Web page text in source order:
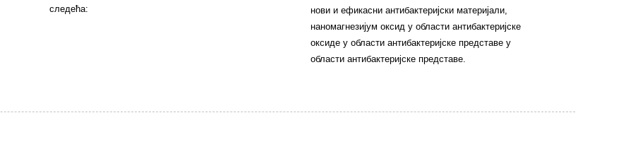
следећа:
нови и ефикасни антибактеријски материјали,
наномагнезијум оксид у области антибактеријске
оксиде у области антибактеријске представе у
области антибактеријске представе.